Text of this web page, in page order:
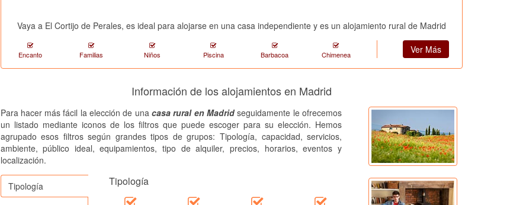
Vaya a El Cortijo de Perales, es ideal para alojarse en una casa independiente y es un alojamiento rural de Madrid
Encanto Familias Niños Piscina Barbacoa Chimenea Ver Más
Información de los alojamientos en Madrid
Para hacer más fácil la elección de unacasa rural en Madridseguidamente le ofrecemos
un listado mediante iconos de los filtros que puede escoger para su elección. Hemos
agrupado esos filtros según grandes tipos de grupos: Tipología, capacidad, servicios,
ambiente, público ideal, equipamientos, tipo de alquiler, precios, horarios, eventos y
localización.
Tipología Tipología